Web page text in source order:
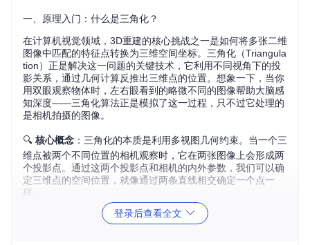
一、原理入门：什么是三角化？
在计算机视觉领域，3D重建的核心挑战之一是如何将多张二维
图像中匹配的特征点转换为三维空间坐标。三角化（Triangula
tion）正是解决这一问题的关键技术，它利用不同视角下的投
影关系，通过几何计算反推出三维点的位置。想象一下，当你
用双眼观察物体时，左右眼看到的略微不同的图像帮助大脑感
知深度——三角化算法正是模拟了这一过程，只不过它处理的
是相机拍摄的图像。
🔍 核心概念 ：三角化的本质是利用多视图几何约束。当一个三
维点被两个不同位置的相机观察时，它在两张图像上会形成两
个投影点。通过这两个投影点和相机的内外参数，我们可以确
定三维点的空间位置，就像通过两条直线相交确定一个点一
样。
二、核心挑战：从2D到3D的转化难题
登录后查看全文